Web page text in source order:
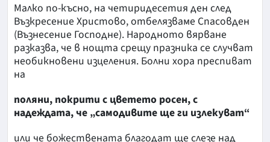
Малко по-късно, на четиридесетия ден след
Възкресение Христово, отбелязваме Спасовден
(Възнесение Господне). Народното вярване
разказва, че в нощта срещу празника се случват
необикновени изцеления. Болни хора преспиват
на
поляни, покрити с цветето росен, с
надеждата, че „самодивите ще ги излекуват“
или че божествената благодат ще слезе над